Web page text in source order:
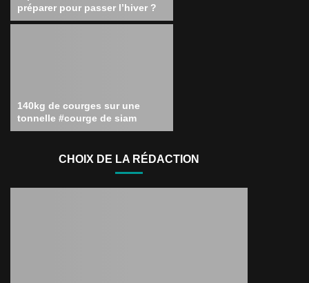
préparer pour passer l’hiver ?
140kg de courges sur une
tonnelle #courge de siam
CHOIX DE LA RÉDACTION